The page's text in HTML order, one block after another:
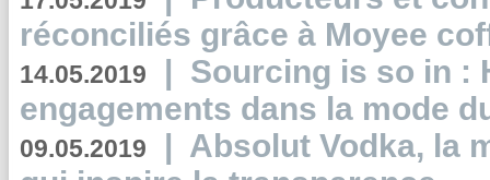
réconciliés grâce à Moyee
14.05.2019 | Sourcing is so in :
engagements dans la mode
09.05.2019 | Absolut Vodka, la